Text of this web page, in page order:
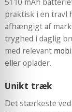
praktisk i en travl
afhængigt af
tryghed i daglig
med relevant
eller oplader.
Unikt træk
Det stærkeste ved